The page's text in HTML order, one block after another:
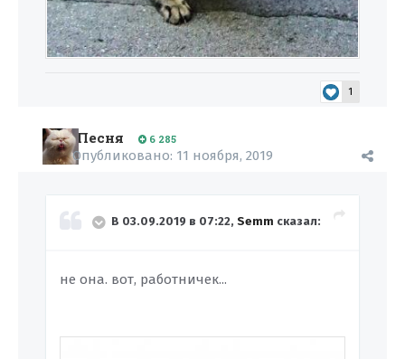
1
Песня 6 285
Опубликовано: 11 ноября, 2019
В 03.09.2019 в 07:22, Semm сказал:
не она. вот, работничек...